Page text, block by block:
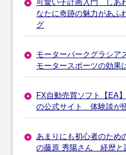
可愛い子計画入門 しあ
なたに奇跡の魅力があふ
グ
モーターパークグラシア
モータースポーツの効果
FX自動売買ソフト【EA
の公式サイト 体験談が
あまりにも初心者のため
の藤原 秀陽さん 経歴と